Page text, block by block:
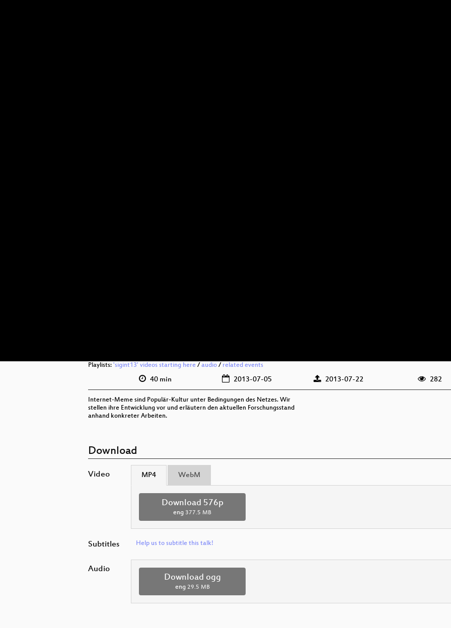
Playlists: 'sigint13' videos starting here / audio / related events
40 min 2013-07-05 2013-07-22 282
Internet-Meme sind Populär-Kultur unter Bedingungen des Netzes. Wir
stellen ihre Entwicklung vor und erläutern den aktuellen Forschungsstand
anhand konkreter Arbeiten.
Download
Video MP4 WebM
Download 576p
eng 377.5 MB
Subtitles Help us to subtitle this talk!
Audio
Download ogg
eng 29.5 MB